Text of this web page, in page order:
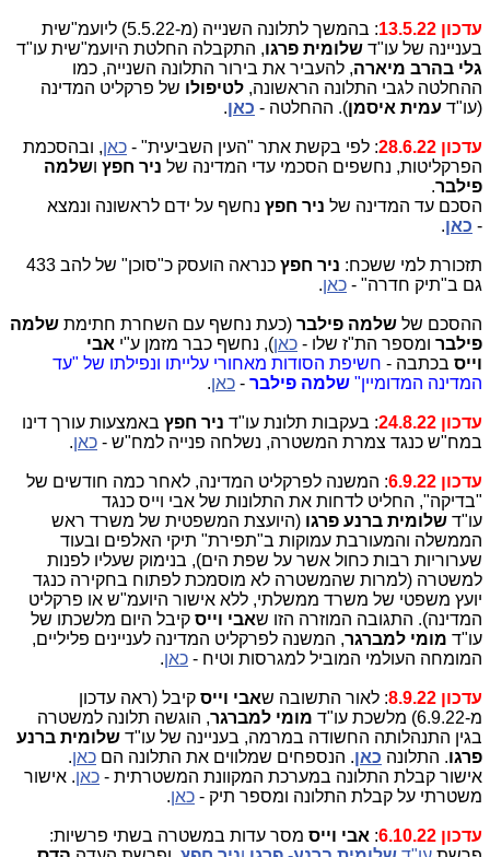
עדכון 13.5.22
: בהמשך לתלונה השנייה (מ-5.5.22) ליועמ"שית
בעניינה של עו"ד שלומית פרגו, התקבלה החלטת היועמ"שית עו"ד
גלי בהרב מיארה, להעביר את בירור התלונה השנייה, כמו
ההחלטה לגבי התלונה הראשונה, לטיפולו של פרקליט המדינה
(עו"ד עמית איסמן). ההחלטה - כאן.
עדכון 28.6.22 : לפי בקשת אתר "העין השביעית" - כאן, ובהסכמת
הפרקליטות, נחשפים הסכמי עדי המדינה של ניר חפץ ושלמה
פילבר.
הסכם עד המדינה של ניר חפץ נחשף על ידם לראשונה ונמצא
- כאן.
תזכורת למי ששכח: ניר חפץ
כנראה הועסק כ"סוכן" של להב 433
גם ב"תיק חדרה" - כאן.
ההסכם של שלמה פילבר (כעת נחשף עם השחרת חתימת שלמה
פילבר ומספר הת"ז שלו - כאן), נחשף כבר מזמן ע"י אבי
וייס בכתבה - חשיפת הסודות מאחורי עלייתו ונפילתו של "עד
המדינה המדומיין" שלמה פילבר - כאן.
עדכון 24.8.22 : בעקבות תלונת עו"ד ניר חפץ באמצעות עורך דינו
במח"ש כנגד צמרת המשטרה, נשלחה פנייה למח"ש - כאן.
עדכון 6.9.22
: המשנה לפרקליט המדינה, לאחר כמה חודשים של
"בדיקה", החליט לדחות את התלונות של אבי וייס כנגד
עו"ד שלומית ברנע פרגו (היועצת המשפטית של משרד ראש
הממשלה והמעורבת עמוקות ב"תפירת" תיקי האלפים ובעוד
שערוריות רבות כחול אשר על שפת הים), בנימוק שעליו לפנות
למשטרה (למרות שהמשטרה לא מוסמכת לפתוח בחקירה כנגד
יועץ משפטי של משרד ממשלתי, ללא אישור היועמ"ש או פרקליט
המדינה). התגובה המוזרה הזו שאבי וייס קיבל היום מלשכתו של
עו"ד מומי למברגר, המשנה לפרקליט המדינה לעניינים פליליים,
המומחה העולמי המוביל למגרסות וטיח - כאן.
עדכון 8.9.22 : לאור התשובה שאבי וייס קיבל (ראה עדכון
מ-6.9.22) מלשכת עו"ד
מומי למברגר, הוגשה תלונה למשטרה
בגין התנהלותה החשודה במרמה, בעניינה של עו"ד שלומית ברנע
פרגו. התלונה כאן. הנספחים שמלווים את התלונה הם כאן.
אישור קבלת התלונה במערכת המקוונת המשטרתית - כאן. אישור
משטרתי על קבלת התלונה ומספר תיק - כאן.
עדכון 6.10.22 : אבי וייס מסר עדות במשטרה בשתי פרשיות: